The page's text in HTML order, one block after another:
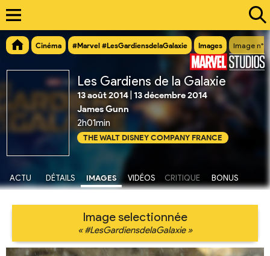
Cinéma #Marvel #LesGardiensdelaGalaxie Images Image
Les Gardiens de la Galaxie
13 août 2014 13 décembre 2014
James Gunn
2h01min
THE WALT DISNEY COMPANY FRANCE
ACTU DÉTAILS IMAGES VIDÉOS CRITIQUE BONUS
Image selectionnée
« #LesGardiensdelaGalaxie »